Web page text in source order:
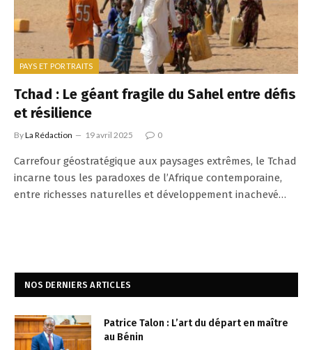
PAYS ET PORTRAITS
Tchad : Le géant fragile du Sahel entre défis
et résilience
ByLa Rédaction 19 avril 2025 0
Carrefour géostratégique aux paysages extrêmes, le Tchad
incarne tous les paradoxes de l’Afrique contemporaine,
entre richesses naturelles et développement inachevé…
NOS DERNIERS ARTICLES
Patrice Talon : L’art du départ en maître
au Bénin